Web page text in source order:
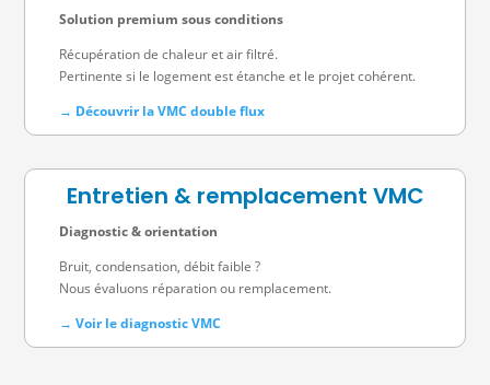
Solution premium sous conditions
Récupération de chaleur et air filtré.
Pertinente si le logement est étanche et le projet cohérent.
→ Découvrir la VMC double flux
Entretien & remplacement VMC
Diagnostic & orientation
Bruit, condensation, débit faible ?
Nous évaluons réparation ou remplacement.
→ Voir le diagnostic VMC